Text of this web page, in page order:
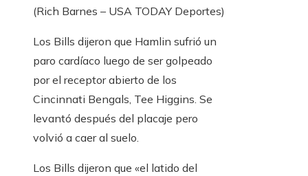
(Rich Barnes – USA TODAY Deportes)
Los Bills dijeron que Hamlin sufrió un
paro cardíaco luego de ser golpeado
por el receptor abierto de los
Cincinnati Bengals, Tee Higgins. Se
levantó después del placaje pero
volvió a caer al suelo.
Los Bills dijeron que «el latido del